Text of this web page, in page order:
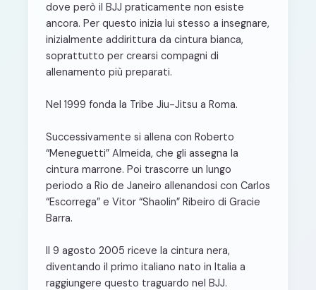
dove però il BJJ praticamente non esiste
ancora. Per questo inizia lui stesso a insegnare,
inizialmente addirittura da cintura bianca,
soprattutto per crearsi compagni di
allenamento più preparati.
Nel 1999 fonda la Tribe Jiu-Jitsu a Roma.
Successivamente si allena con Roberto
“Meneguetti” Almeida, che gli assegna la
cintura marrone. Poi trascorre un lungo
periodo a Rio de Janeiro allenandosi con Carlos
“Escorrega” e Vitor “Shaolin” Ribeiro di Gracie
Barra.
Il 9 agosto 2005 riceve la cintura nera,
diventando il primo italiano nato in Italia a
raggiungere questo traguardo nel BJJ.